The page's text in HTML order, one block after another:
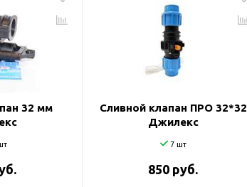
32 мм
Сливной клапан ПРО 32*32
Джилекс
7 шт
850 руб.